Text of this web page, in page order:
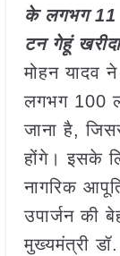
के लगभग 11
टन गेहूं
मोहन यादव
लगभग 100
जाना है,
होंगे। इसके
नागरिक
उपार्जन की
मुख्यमंत्री